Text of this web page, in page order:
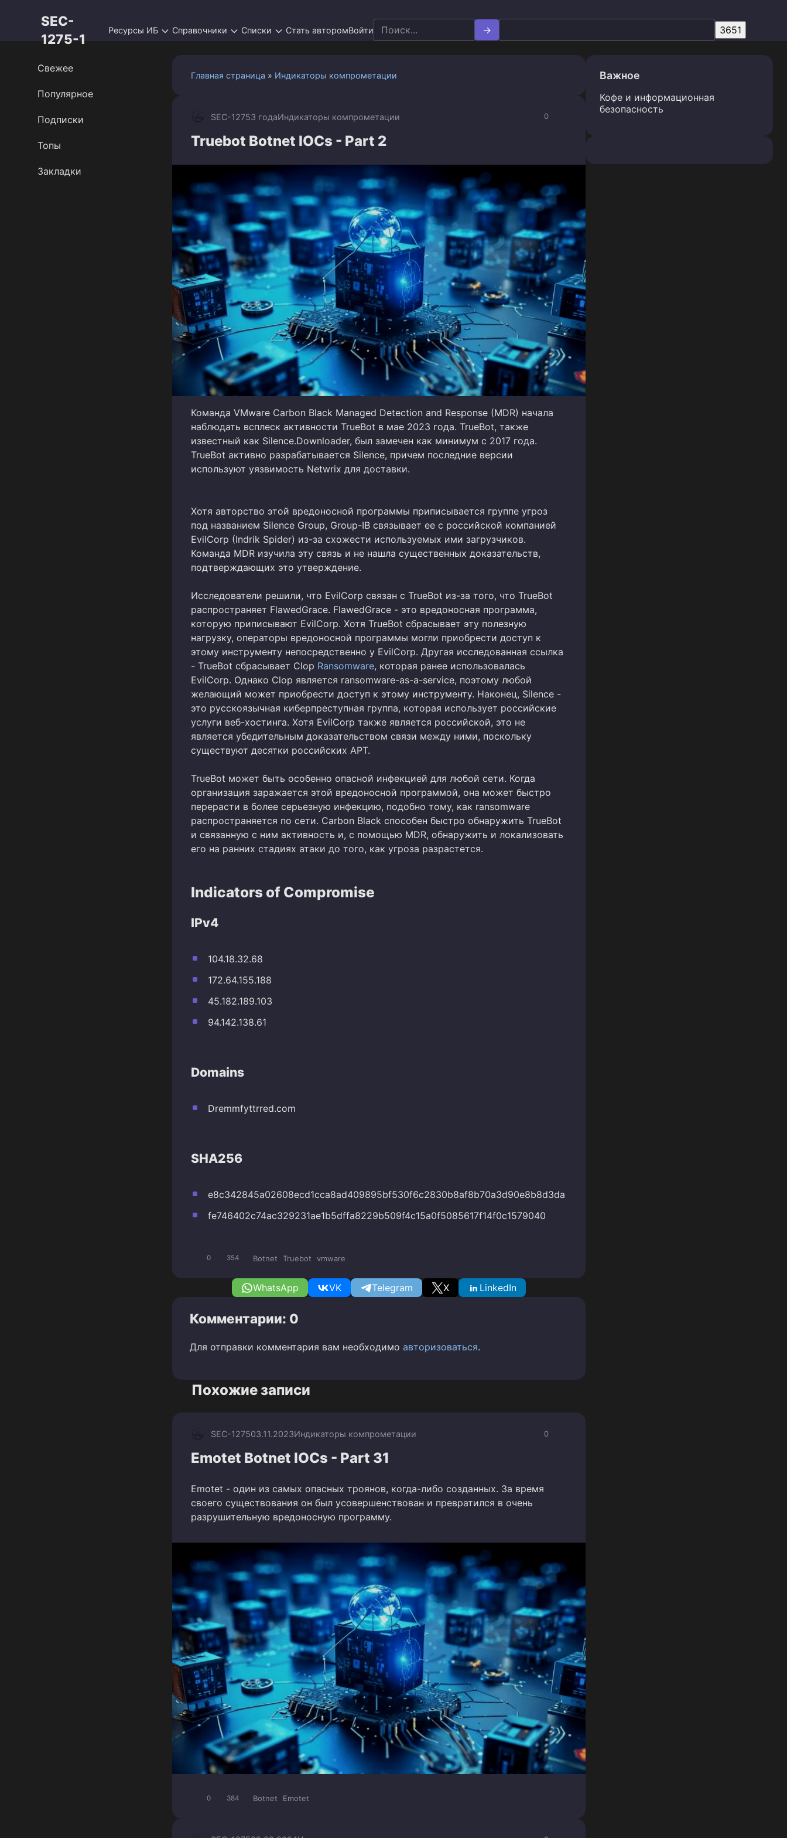
SEC-
1275-1
Ресурсы ИБ Справочники Списки Стать авторомВойти Search
for:
Главная страница » Индикаторы компрометации
0
SEC-12753 годаИндикаторы компрометации
Truebot Botnet IOCs - Part 2
Команда VMware Carbon Black Managed Detection and Response (MDR) начала
наблюдать всплеск активности TrueBot в мае 2023 года. TrueBot, также
известный как Silence.Downloader, был замечен как минимум с 2017 года.
TrueBot активно разрабатывается Silence, причем последние версии
используют уязвимость Netwrix для доставки.
Хотя авторство этой вредоносной программы приписывается группе угроз
под названием Silence Group, Group-IB связывает ее с российской компанией
EvilCorp (Indrik Spider) из-за схожести используемых ими загрузчиков.
Команда MDR изучила эту связь и не нашла существенных доказательств,
подтверждающих это утверждение.
Исследователи решили, что EvilCorp связан с TrueBot из-за того, что TrueBot
распространяет FlawedGrace. FlawedGrace - это вредоносная программа,
которую приписывают EvilCorp. Хотя TrueBot сбрасывает эту полезную
нагрузку, операторы вредоносной программы могли приобрести доступ к
этому инструменту непосредственно у EvilCorp. Другая исследованная ссылка
- TrueBot сбрасывает Clop Ransomware, которая ранее использовалась
EvilCorp. Однако Clop является ransomware-as-a-service, поэтому любой
желающий может приобрести доступ к этому инструменту. Наконец, Silence -
это русскоязычная киберпреступная группа, которая использует российские
услуги веб-хостинга. Хотя EvilCorp также является российской, это не
является убедительным доказательством связи между ними, поскольку
существуют десятки российских APT.
TrueBot может быть особенно опасной инфекцией для любой сети. Когда
организация заражается этой вредоносной программой, она может быстро
перерасти в более серьезную инфекцию, подобно тому, как ransomware
распространяется по сети. Carbon Black способен быстро обнаружить TrueBot
и связанную с ним активность и, с помощью MDR, обнаружить и локализовать
его на ранних стадиях атаки до того, как угроза разрастется.
Indicators of Compromise
IPv4
104.18.32.68
172.64.155.188
45.182.189.103
94.142.138.61
Domains
Dremmfyttrred.com
SHA256
e8c342845a02608ecd1cca8ad409895bf530f6c2830b8af8b70a3d90e8b8d3da
fe746402c74ac329231ae1b5dffa8229b509f4c15a0f5085617f14f0c1579040
0 354 Botnet Truebot vmware
WhatsApp VK Telegram X LinkedIn
Комментарии: 0
Для отправки комментария вам необходимо авторизоваться.
Похожие записи
0
SEC-127503.11.2023Индикаторы компрометации
Emotet Botnet IOCs - Part 31
Emotet - один из самых опасных троянов, когда-либо созданных. За время
своего существования он был усовершенствован и превратился в очень
разрушительную вредоносную программу.
0 384 Botnet Emotet
Свежее
Популярное
Подписки
Топы
Закладки
Важное
Кофе и информационная
безопасность